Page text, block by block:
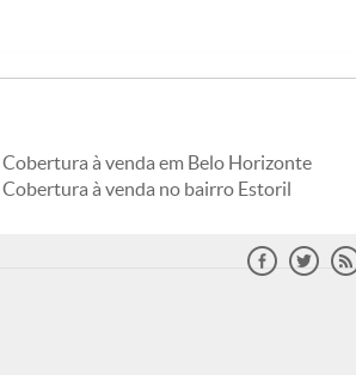
Cobertura à venda em Belo Horizonte
Cobertura à venda no bairro Estoril